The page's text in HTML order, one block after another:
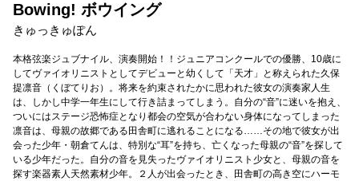
Bowing! ボウイング
きゅっきゅぽん
本格弦楽ジュブナイル、演奏開始！！ジュニアコンクールでの優勝、10歳に
してヴァイオリニストとしてデビューと幼くして「天才」と称えられた久保
提凛音（くぼてりお）。将来を約束されたかに思われた彼女の演奏家人生
は、しかし中学一年生にして行き詰まってしまう。自分の“音”に迷いを抱え、
ついにはステージ恐怖症となり都会の空気が合わない身体になってしまった
凛音は、母親の故郷である田舎町に逃れることになる……その地で彼女が出
会った少年・朝倉てんは、特別な“耳”を持ち、亡くなった母親の“音”を探して
いる少年だった。自分の音を見失ったヴァイオリニスト少女と、母親の音を
探す楽器素人天然素材少年。２人が出会ったとき、田舎町の高き空にハーモ